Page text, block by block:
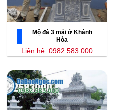
Mộ đá 3 mái ở Khánh
Hòa
Liên hệ: 0982.583.000